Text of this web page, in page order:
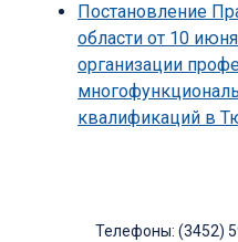
Постановление
области от 10
организации
квалификаций в
Телефоны: (3452)